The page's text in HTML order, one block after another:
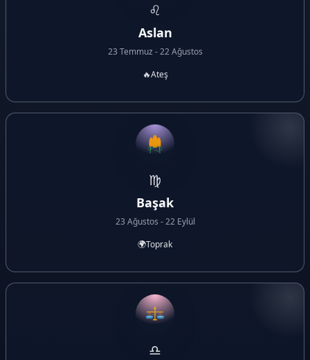
♌
Aslan
23 Temmuz - 22 Ağustos
🔥Ateş
♍
Başak
23 Ağustos - 22 Eylül
🌍Toprak
♎